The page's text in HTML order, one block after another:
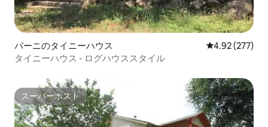
バーニのタイニーハウス レビュー277
4.92 (277)
タイニーハウス - ログハウススタイル
スーパーホスト
スーパーホスト